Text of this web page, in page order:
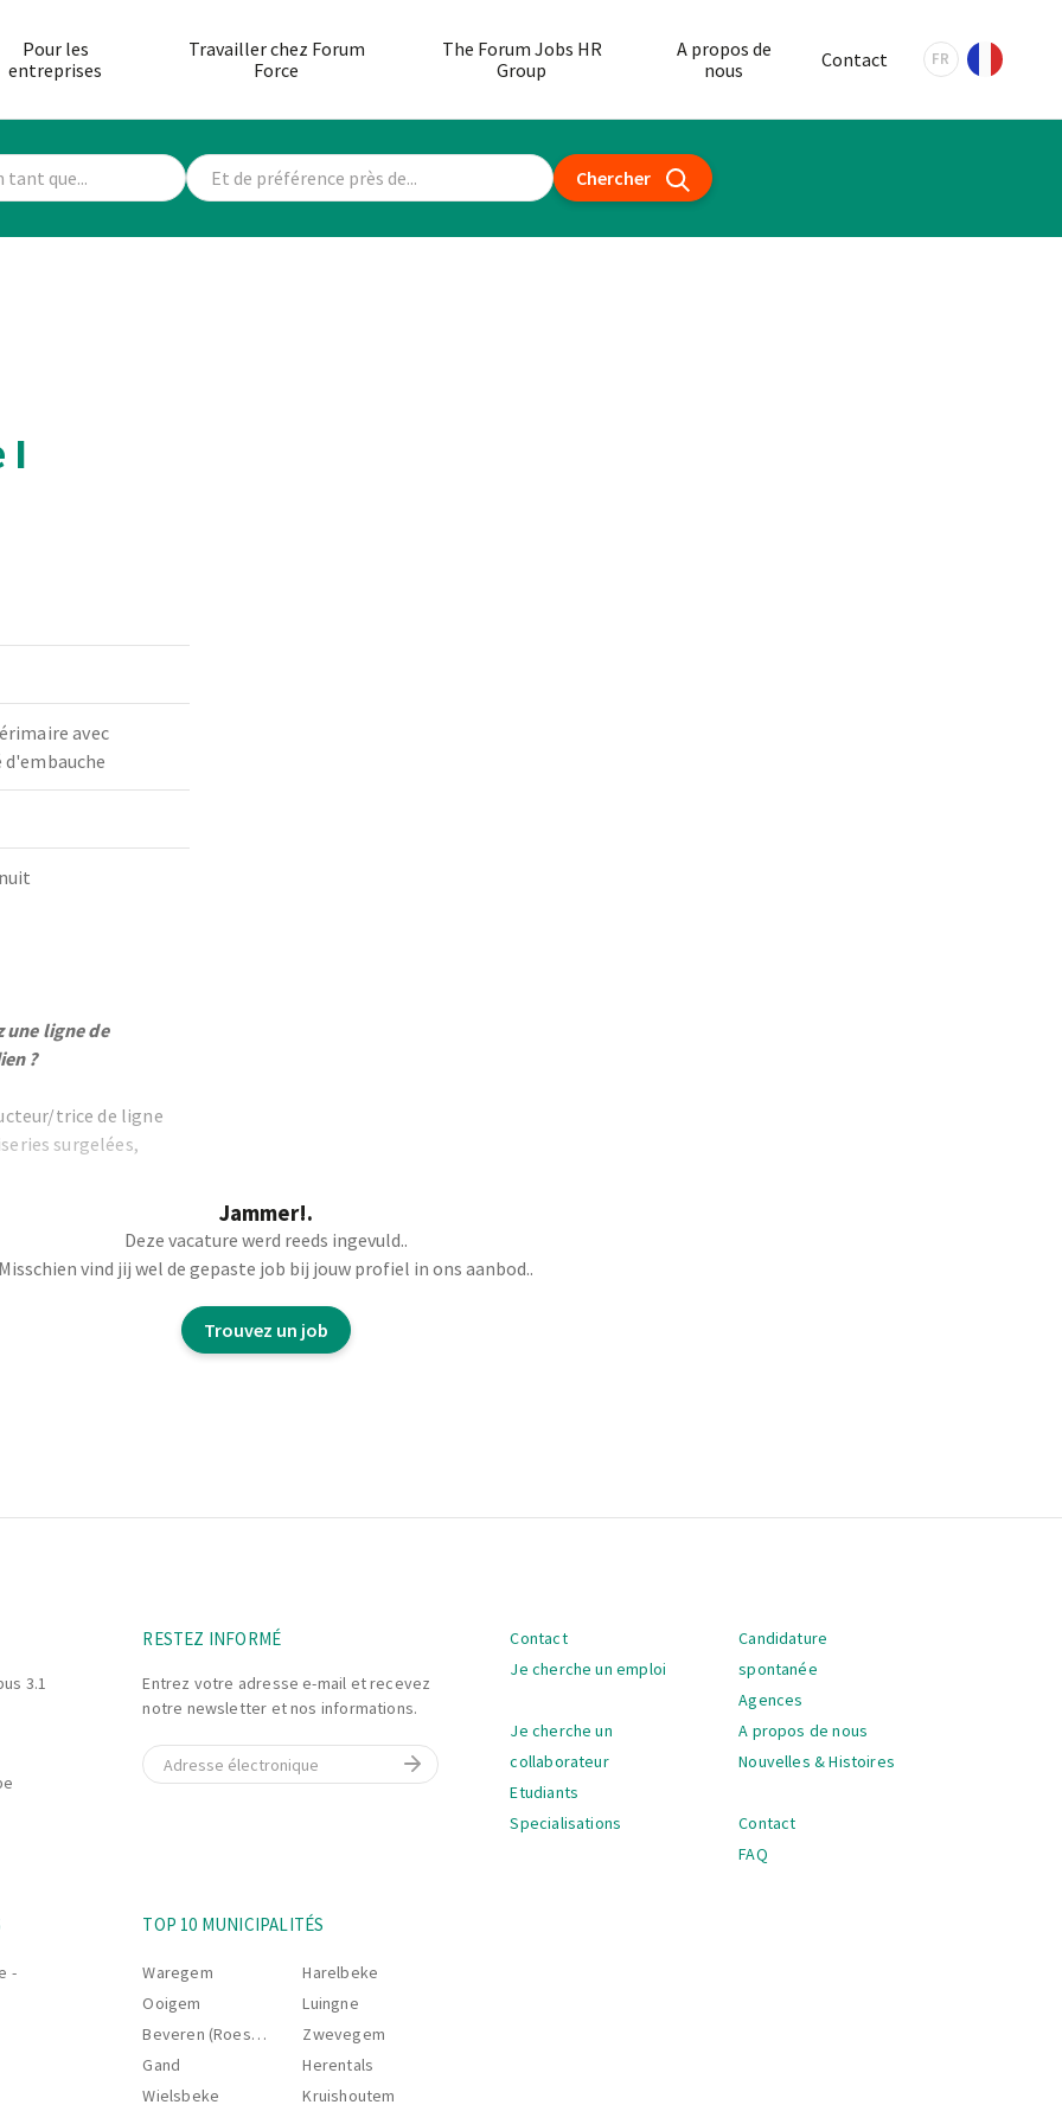
Pour les
entreprises
Travailler chez Forum
Force
The Forum Jobs HR
Group
A propos de
nous
Contact FR
Chercher
I
avec
une ligne de
?
trice de ligne
surgelées,
un rôle clé dans le
sécurité, qualité et
ainsi que
la situation et
de production.
Jammer!.
Deze vacature werd reeds ingevuld..
Misschien vind jij wel de gepaste job bij jouw profiel in ons aanbod..
Trouvez un job
3.1
RESTEZ INFORMÉ
Entrez votre adresse e-mail et recevez
notre newsletter et nos informations.
E-mail
La
Contact
Je cherche un emploi
Je cherche un
collaborateur
Etudiants
Specialisations
Candidature
spontanée
Agences
A propos de nous
Nouvelles & Histoires
Contact
FAQ
-
TOP 10 MUNICIPALITÉS
Waregem
Ooigem
Beveren (Roeselare)
Gand
Wielsbeke
Harelbeke
Luingne
Zwevegem
Herentals
Kruishoutem